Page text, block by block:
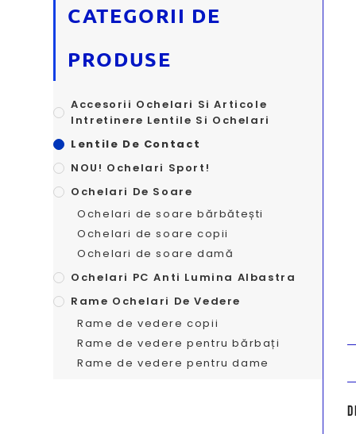
CATEGORII DE
PRODUSE
Accesorii Ochelari Si Articole
Intretinere Lentile Si Ochelari
Lentile De Contact
NOU! Ochelari Sport!
Ochelari De Soare
Ochelari de soare bărbătești
Ochelari de soare copii
Ochelari de soare damă
Ochelari PC Anti Lumina Albastra
Rame Ochelari De Vedere
Rame de vedere copii
Rame de vedere pentru bărbați
Rame de vedere pentru dame